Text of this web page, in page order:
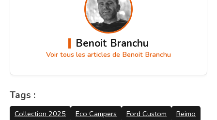
Benoit Branchu
Voir tous les articles de Benoit Branchu
Tags :
Collection 2025 Eco Campers Ford Custom
Reimo